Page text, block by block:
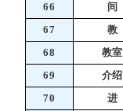
66 间
67 教
68
教室
69
介绍
70
进